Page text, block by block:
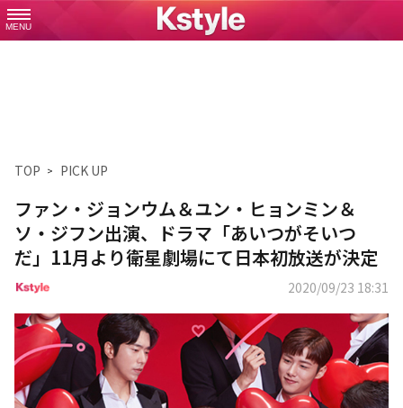
MENU
TOP PICK UP
ファン・ジョンウム＆ユン・ヒョンミン＆
ソ・ジフン出演、ドラマ「あいつがそいつ
だ」11月より衛星劇場にて日本初放送が決定
2020/09/23 18:31